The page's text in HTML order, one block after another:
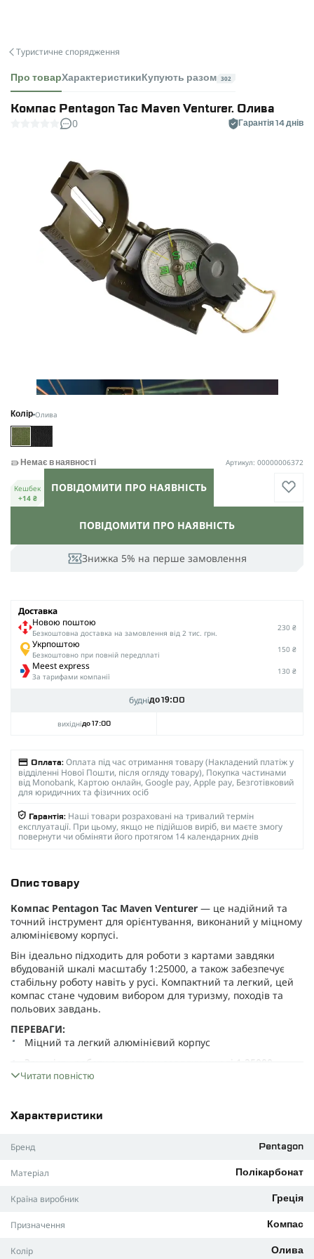
Туристичне спорядження
Про товарХарактеристики Купують разом 302
Компас Pentagon Tac Maven Venturer. Олива
0 Гарантія 14 днів
Колір Олива
Знижка 5% на перше замовлення
ПОВІДОМИТИ ПРО НАЯВНІСТЬ
Немає в наявності Артикул: 00000006372
Кешбек
+14 ₴
ПОВІДОМИТИ ПРО НАЯВНІСТЬ
Доставка
Новою поштою
Безкоштовна доставка на замовлення від 2 тис. грн.
230 ₴
Укрпоштою
Безкоштовно при повній передплаті
150 ₴
Meest express
За тарифами компанії
130 ₴
буднідо 19:00
вихіднідо 17:00
Оплата: Оплата під час отримання товару (Накладений платіж у
відділенні Нової Пошти, після огляду товару), Покупка частинами
від Monobank, Картою онлайн, Google pay, Apple pay, Безготівковий
для юридичних та фізичних осіб
Гарантія: Наші товари розраховані на тривалий термін
експлуатації. При цьому, якщо не підійшов виріб, ви маєте змогу
повернути чи обміняти його протягом 14 календарних днів
Опис товару
Компас Pentagon Tac Maven Venturer — це надійний та
точний інструмент для орієнтування, виконаний у міцному
алюмінієвому корпусі.
Він ідеально підходить для роботи з картами завдяки
вбудованій шкалі масштабу 1:25000, а також забезпечує
стабільну роботу навіть у русі. Компактний та легкий, цей
компас стане чудовим вибором для туризму, походів та
польових завдань.
ПЕРЕВАГИ:
Міцний та легкий алюмінієвий корпус
Зручність роботи з картами завдяки шкалі 1:25000
Рідинний циферблат для стабільної роботи під час руху
Точний приціл з діоптричним елементом та
Підходить для походів, орієнтування та активного
Матеріал корпусу:
Циферблат:
Читати повністю
Характеристики
Бренд Pentagon
Матеріал Полікарбонат
Країна виробник Греція
Призначення Компас
Колір Олива